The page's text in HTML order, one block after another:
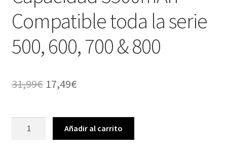
Compatible toda la serie
500, 600, 700 & 800
31,99€ El
original
era:
17,49€El
actual
es:
Añadir al carrito